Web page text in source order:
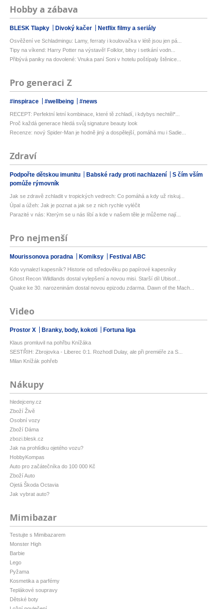
Hobby a zábava
BLESK Tlapky Divoký kačer Netflix filmy a seriály
Osvěžení ve Schladmingu: Lamy, ferraty i koulovačka v létě jsou jen pá...
Tipy na víkend: Harry Potter na výstavě! Folklor, bitvy i setkání vodn...
Přibývá paniky na dovolené: Vnuka paní Soni v hotelu poštípaly štěnice...
Pro generaci Z
#inspirace #wellbeing #news
RECEPT: Perfektní letní kombinace, které tě zchladí, i kdybys nechtěl*...
Proč každá generace hledá svůj signature beauty look
Recenze: nový Spider-Man je hodně jiný a dospělejší, pomáhá mu i Sadie...
Zdraví
Podpořte dětskou imunitu Babské rady proti nachlazení
S čím vším
pomůže rýmovník
Jak se zdravě zchladit v tropických vedrech: Co pomáhá a kdy už riskuj...
Úpal a úžeh: Jak je poznat a jak se z nich rychle vyléčit
Parazité v nás: Kterým se u nás líbí a kde v našem těle je můžeme nají...
Pro nejmenší
Mourissonova poradna Komiksy Festival ABC
Kdo vynalezl kapesník? Historie od středověku po papírové kapesníky
Ghost Recon Wildlands dostal vylepšení a novou misi. Starší díl Ubisof...
Quake ke 30. narozeninám dostal novou epizodu zdarma. Dawn of the Mach...
Video
Prostor X Branky, body, kokoti Fortuna liga
Klaus promluvil na pohřbu Knížáka
SESTŘIH: Zbrojovka - Liberec 0:1. Rozhodl Dulay, ale při premiéře za S...
Milan Knížák pohřeb
Nákupy
hledejceny.cz
Zboží Živě
Osobní vozy
Zboží Dáma
zbozi.blesk.cz
Jak na prohlídku ojetého vozu?
HobbyKompas
Auto pro začátečníka do 100 000 Kč
Zboží Auto
Ojetá Škoda Octavia
Jak vybrat auto?
Mimibazar
Testujte s Mimibazarem
Monster High
Barbie
Lego
Pyžama
Kosmetika a parfémy
Teplákové soupravy
Dětské boty